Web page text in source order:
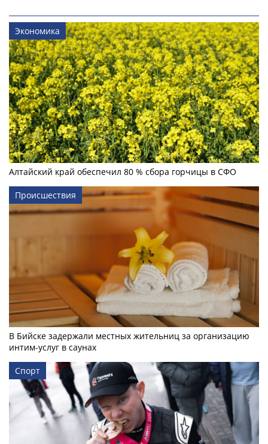
Экономика
Алтайский край обеспечил 80 % сбора горчицы в СФО
Происшествия
В Бийске задержали местных жительниц за организацию
интим-услуг в саунах
Спорт